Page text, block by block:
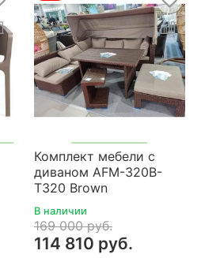
Комплект мебели с
диваном AFM-320B-
T320 Brown
В наличии
169 000 руб.
114 810 руб.